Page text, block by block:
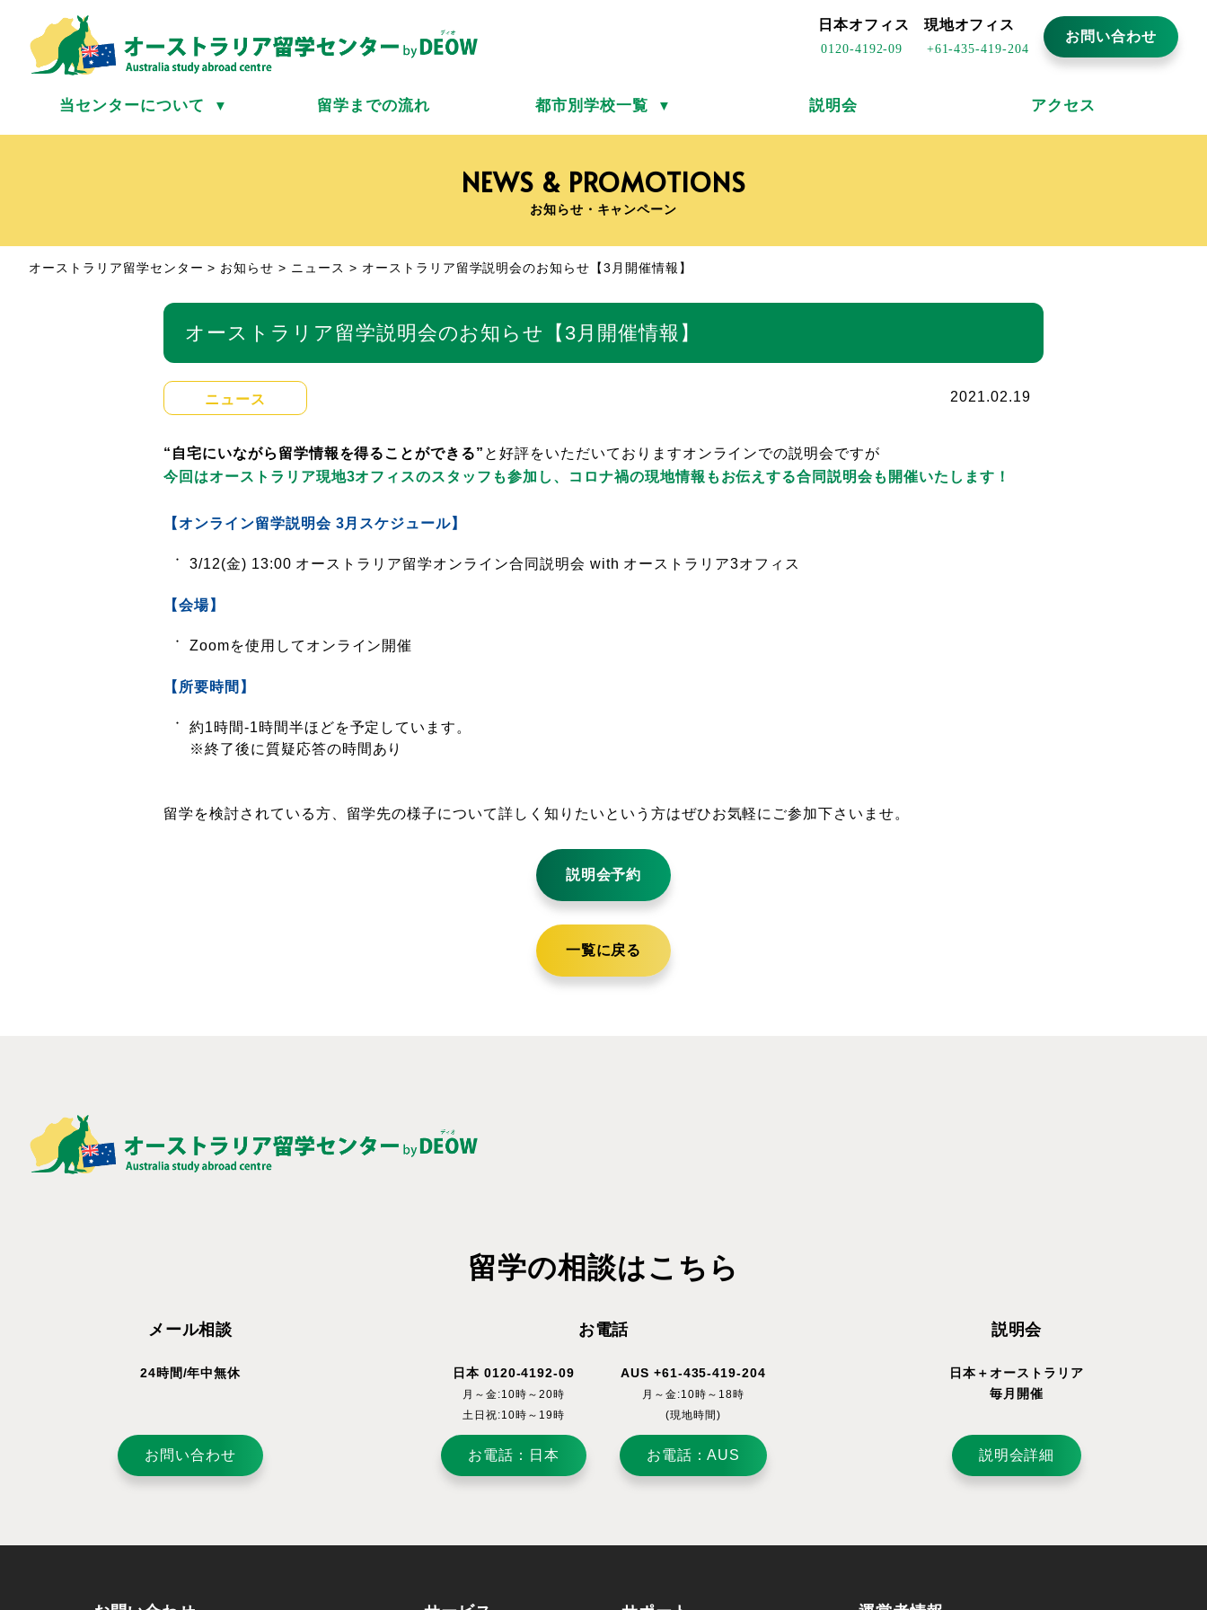
日本オフィス
0120-4192-09
現地オフィス
+61-435-419-204
お問い合わせ
当センターについて ▼ 留学までの流れ 都市別学校一覧 ▼ 説明会 アクセス
NEWS & PROMOTIONS
お知らせ・キャンペーン
オーストラリア留学センター > お知らせ > ニュース > オーストラリア留学説明会のお知らせ【3月開催情報】
オーストラリア留学説明会のお知らせ【3月開催情報】
ニュース 2021.02.19
“自宅にいながら留学情報を得ることができる” と好評をいただいておりますオンラインでの説明会ですが
今回はオーストラリア現地3オフィスのスタッフも参加し、コロナ禍の現地情報もお伝えする合同説明会も開催いたします！
【オンライン留学説明会 3月スケジュール】
3/12(金) 13:00 オーストラリア留学オンライン合同説明会 with オーストラリア3オフィス
【会場】
Zoomを使用してオンライン開催
【所要時間】
約1時間-1時間半ほどを予定しています。
※終了後に質疑応答の時間あり
留学を検討されている方、留学先の様子について詳しく知りたいという方はぜひお気軽にご参加下さいませ。
説明会予約
一覧に戻る
留学の相談はこちら
メール相談
24時間/年中無休
お問い合わせ
お電話
日本 0120-4192-09
月～金:10時～20時
土日祝:10時～19時
お電話：日本
AUS +61-435-419-204
月～金:10時～18時
(現地時間)
お電話：AUS
説明会
日本＋オーストラリア
毎月開催
説明会詳細